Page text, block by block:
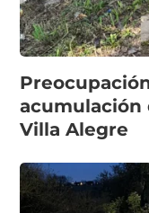
acumulación
Villa Alegre